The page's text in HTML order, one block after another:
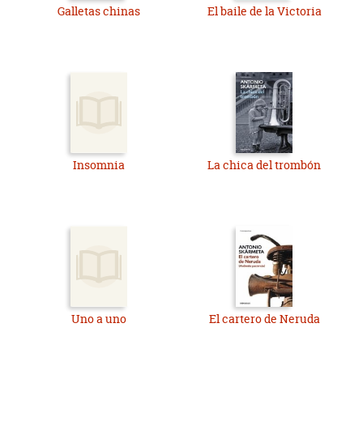
Galletas chinas El baile de la Victoria
Insomnia La chica del trombón
Uno a uno El cartero de Neruda